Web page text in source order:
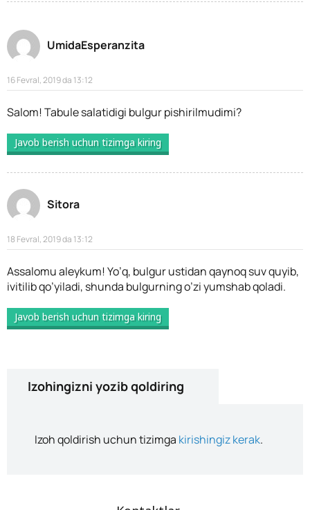
UmidaEsperanzita
16 Fevral, 2019 da 13:12
Salom! Tabule salatidigi bulgur pishirilmudimi?
Javob berish uchun tizimga kiring
Sitora
18 Fevral, 2019 da 13:12
Assalomu aleykum! Yo’q, bulgur ustidan qaynoq suv quyib,
ivitilib qo’yiladi, shunda bulgurning o’zi yumshab qoladi.
Javob berish uchun tizimga kiring
Izohingizni yozib qoldiring
Izoh qoldirish uchun tizimga kirishingiz kerak.